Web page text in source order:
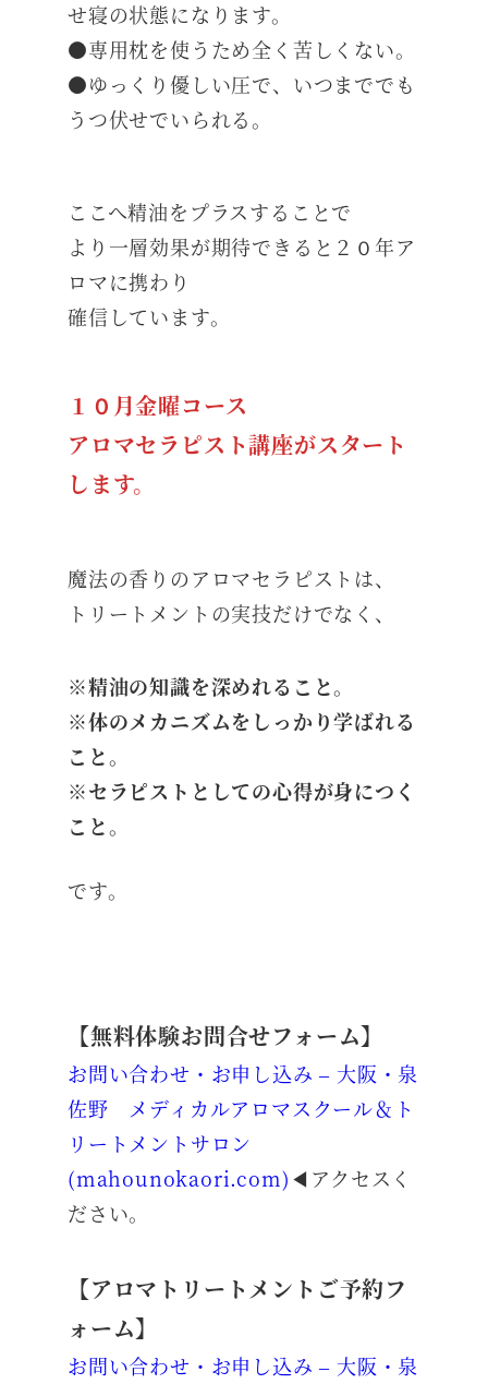
せ寝の状態になります。
●専用枕を使うため全く苦しくない。
●ゆっくり優しい圧で、いつまででも
うつ伏せでいられる。
ここへ精油をプラスすることで
より一層効果が期待できると２０年ア
ロマに携わり
確信しています。
１０月金曜コース
アロマセラピスト講座がスタート
します。
魔法の香りのアロマセラピストは、
トリートメントの実技だけでなく、
※精油の知識を深めれること。
※体のメカニズムをしっかり学ばれる
こと。
※セラピストとしての心得が身につく
こと。
です。
【無料体験お問合せフォーム】
お問い合わせ・お申し込み – 大阪・泉
佐野 メディカルアロマスクール＆ト
リートメントサロン
(mahounokaori.com)◀アクセスく
ださい。
【アロマトリートメントご予約フ
ォーム】
お問い合わせ・お申し込み – 大阪・泉